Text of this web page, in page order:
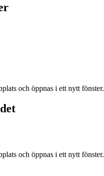
och öppnas i ett nytt fönster.
och öppnas i ett nytt fönster.